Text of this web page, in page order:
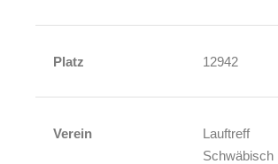
Platz 12942
Verein
Lauftreff
Schwäbisch